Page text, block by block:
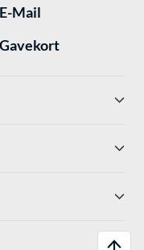
E-Mail
Gavekort